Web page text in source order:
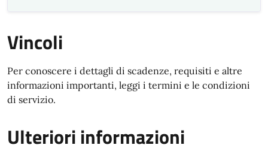
Vincoli
Per conoscere i dettagli di scadenze, requisiti e altre
informazioni importanti, leggi i termini e le condizioni
di servizio.
Ulteriori informazioni